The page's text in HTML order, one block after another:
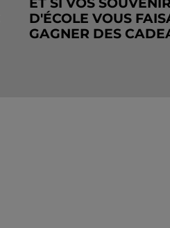
D'ÉCOLE VOUS
GAGNER DES